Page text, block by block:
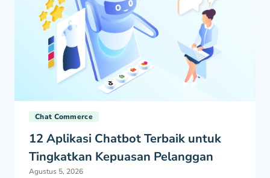
Chat Commerce
12 Aplikasi Chatbot Terbaik untuk
Tingkatkan Kepuasan Pelanggan
Agustus 5, 2026